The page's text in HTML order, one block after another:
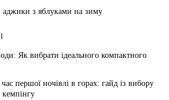
аджики з яблуками на зиму
Як вибрати ідеального компактного
першої ночівлі в горах: гайд із вибору